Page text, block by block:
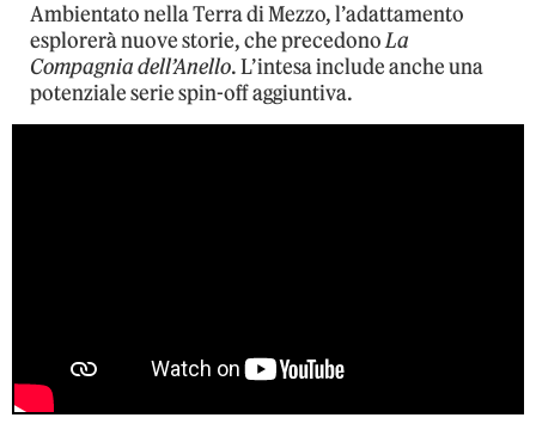
Ambientato nella Terra di Mezzo, l’adattamento
esplorerà nuove storie, che precedonoLa
Compagnia dell’Anello. L’intesa include anche una
potenziale serie spin-off aggiuntiva.